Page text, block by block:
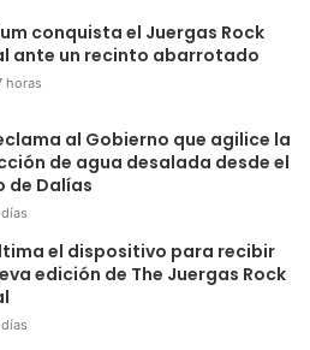
conquista el Juergas Rock
ante un recinto abarrotado
horas
al Gobierno que agilice la
de agua desalada desde el
de Dalías
el dispositivo para recibir
edición de The Juergas Rock